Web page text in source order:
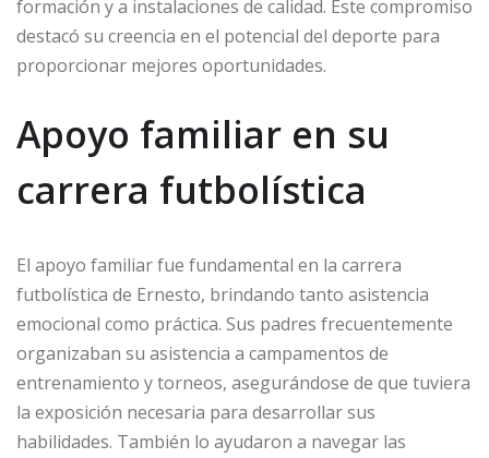
formación y a instalaciones de calidad. Este compromiso
destacó su creencia en el potencial del deporte para
proporcionar mejores oportunidades.
Apoyo familiar en su
carrera futbolística
El apoyo familiar fue fundamental en la carrera
futbolística de Ernesto, brindando tanto asistencia
emocional como práctica. Sus padres frecuentemente
organizaban su asistencia a campamentos de
entrenamiento y torneos, asegurándose de que tuviera
la exposición necesaria para desarrollar sus
habilidades. También lo ayudaron a navegar las